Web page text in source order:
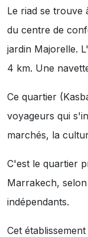
Le riad se trouve
du centre de
jardin Majorelle.
4 km. Une
Ce quartier
voyageurs qui
marchés, la
C'est le quartier
Marrakech,
indépendants.
Cet